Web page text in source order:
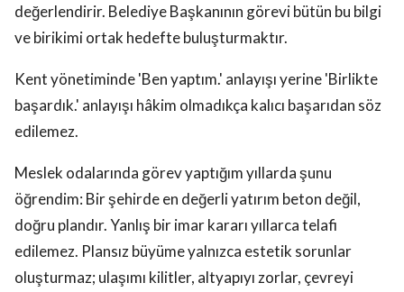
değerlendirir. Belediye Başkanının görevi bütün bu bilgi
ve birikimi ortak hedefte buluşturmaktır.
Kent yönetiminde 'Ben yaptım.' anlayışı yerine 'Birlikte
başardık.' anlayışı hâkim olmadıkça kalıcı başarıdan söz
edilemez.
Meslek odalarında görev yaptığım yıllarda şunu
öğrendim: Bir şehirde en değerli yatırım beton değil,
doğru plandır. Yanlış bir imar kararı yıllarca telafi
edilemez. Plansız büyüme yalnızca estetik sorunlar
oluşturmaz; ulaşımı kilitler, altyapıyı zorlar, çevreyi